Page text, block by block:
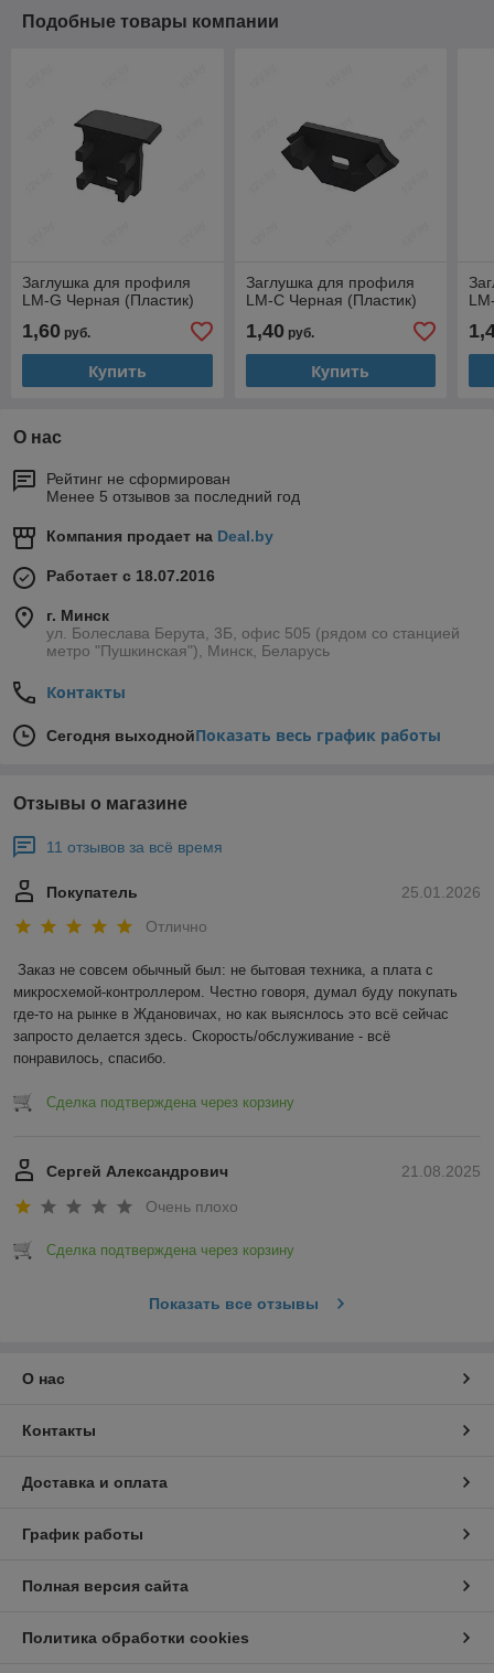
Подобные товары компании
Заглушка для профиля
LM-G Черная (Пластик)
1,60 руб.
Купить
Заглушка для профиля
LM-C Черная (Пластик)
1,40руб.
Купить
О нас
Рейтинг не сформирован
Менее 5 отзывов за последний год
Компания продает на Deal.by
Работает с 18.07.2016
г. Минск
ул. Болеслава Берута, 3Б, офис 505 (рядом со станцией
метро "Пушкинская"), Минск, Беларусь
Контакты
Сегодня выходнойПоказать весь график работы
Отзывы о магазине
11 отзывов за всё время
25.01.2026
Покупатель
Отлично
Заказ не совсем обычный был: не бытовая техника, а плата с
микросхемой-контроллером. Честно говоря, думал буду покупать
где-то на рынке в Ждановичах, но как выяснлось это всё сейчас
запросто делается здесь. Скорость/обслуживание - всё
понравилось, спасибо.
Сделка подтверждена через корзину
21.08.2025
Сергей Александрович
Очень плохо
Сделка подтверждена через корзину
Показать все отзывы
О нас
Контакты
Доставка и оплата
График работы
Полная версия сайта
Политика обработки cookies